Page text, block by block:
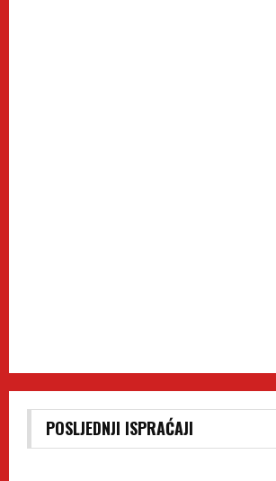
POSLJEDNJI ISPRAĆAJI